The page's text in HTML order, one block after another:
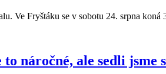
Ve Fryštáku se v sobotu 24. srpna
náročné, ale sedli jsme